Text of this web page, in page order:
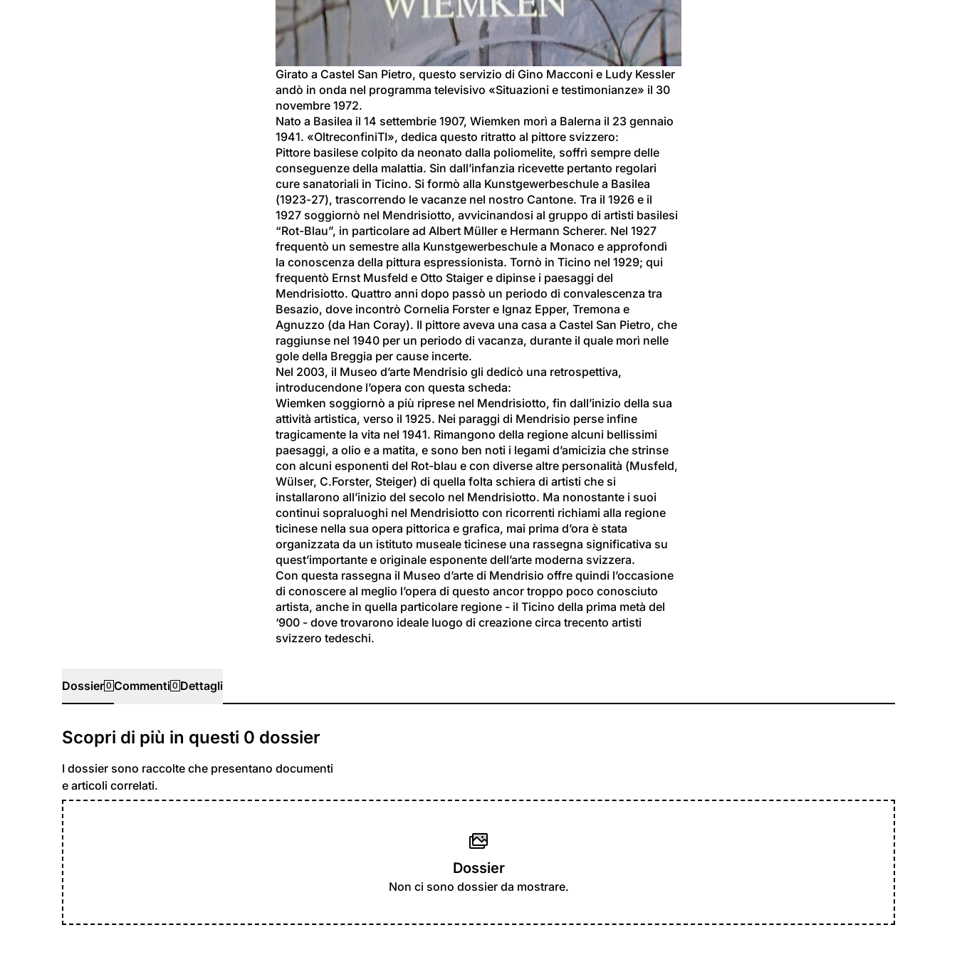
video
Girato a Castel San Pietro, questo servizio di Gino Macconi e Ludy Kessler
andò in onda nel programma televisivo «Situazioni e testimonianze» il 30
novembre 1972.
Nato a Basilea il 14 settembrie 1907, Wiemken morì a Balerna il 23 gennaio
1941. «OltreconfiniTI», dedica questo ritratto al pittore svizzero:
Pittore basilese colpito da neonato dalla poliomelite, soffrì sempre delle
conseguenze della malattia. Sin dall’infanzia ricevette pertanto regolari
cure sanatoriali in Ticino. Si formò alla Kunstgewerbeschule a Basilea
(1923-27), trascorrendo le vacanze nel nostro Cantone. Tra il 1926 e il
1927 soggiornò nel Mendrisiotto, avvicinandosi al gruppo di artisti basilesi
“Rot-Blau”, in particolare ad Albert Müller e Hermann Scherer. Nel 1927
frequentò un semestre alla Kunstgewerbeschule a Monaco e approfondì
la conoscenza della pittura espressionista. Tornò in Ticino nel 1929; qui
frequentò Ernst Musfeld e Otto Staiger e dipinse i paesaggi del
Mendrisiotto. Quattro anni dopo passò un periodo di convalescenza tra
Besazio, dove incontrò Cornelia Forster e Ignaz Epper, Tremona e
Agnuzzo (da Han Coray). Il pittore aveva una casa a Castel San Pietro, che
raggiunse nel 1940 per un periodo di vacanza, durante il quale morì nelle
gole della Breggia per cause incerte.
Nel 2003, il Museo d’arte Mendrisio gli dedicò una retrospettiva,
introducendone l’opera con questa scheda:
Wiemken soggiornò a più riprese nel Mendrisiotto, fin dall’inizio della sua
attività artistica, verso il 1925. Nei paraggi di Mendrisio perse infine
tragicamente la vita nel 1941. Rimangono della regione alcuni bellissimi
paesaggi, a olio e a matita, e sono ben noti i legami d’amicizia che strinse
con alcuni esponenti del Rot-blau e con diverse altre personalità (Musfeld,
Wülser, C.Forster, Steiger) di quella folta schiera di artisti che si
installarono all’inizio del secolo nel Mendrisiotto. Ma nonostante i suoi
continui sopraluoghi nel Mendrisiotto con ricorrenti richiami alla regione
ticinese nella sua opera pittorica e grafica, mai prima d’ora è stata
organizzata da un istituto museale ticinese una rassegna significativa su
quest’importante e originale esponente dell’arte moderna svizzera.
Con questa rassegna il Museo d’arte di Mendrisio offre quindi l’occasione
di conoscere al meglio l’opera di questo ancor troppo poco conosciuto
artista, anche in quella particolare regione - il Ticino della prima metà del
‘900 - dove trovarono ideale luogo di creazione circa trecento artisti
svizzero tedeschi.
Dossier 0 Commenti 0 Dettagli
Dossier
Scopri di più in questi 0 dossier
I dossier sono raccolte che presentano documenti
e articoli correlati.
Dossier
Non ci sono dossier da mostrare.